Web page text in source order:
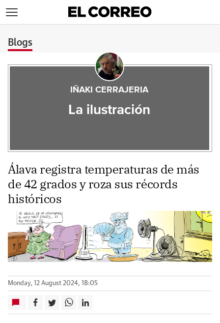
Blogs
IÑAKI CERRAJERIA
La ilustración
Álava registra temperaturas de más
de 42 grados y roza sus récords
históricos
Monday, 12 August 2024, 18:05